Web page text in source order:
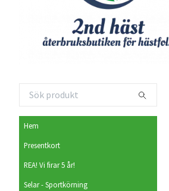
Hem
Presentkort
REA! Vi firar 5 år!
Selar - Sportkörning